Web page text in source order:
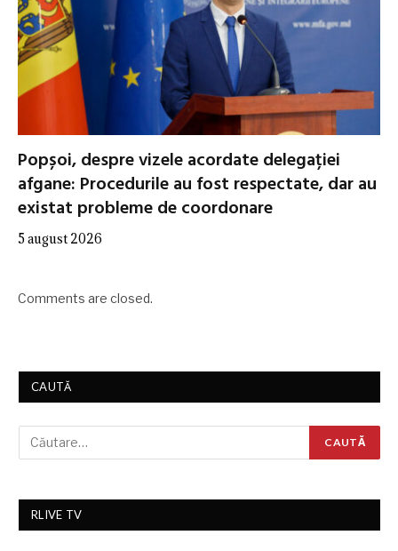
Popșoi, despre vizele acordate delegației
afgane: Procedurile au fost respectate, dar au
existat probleme de coordonare
5 august 2026
Comments are closed.
CAUTĂ
RLIVE TV